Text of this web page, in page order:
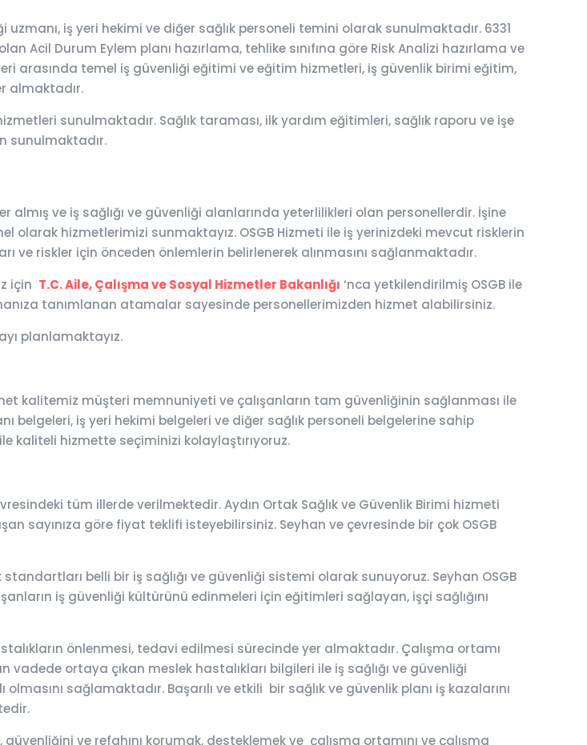
iş yeri hekimi ve diğer sağlık personeli temini olarak sunulmaktadır. 6331
Acil Durum Eylem planı hazırlama, tehlike sınıfına göre Risk Analizi hazırlama ve
arasında temel iş güvenliği eğitimi ve eğitim hizmetleri, iş güvenlik birimi eğitim,
almaktadır.
sunulmaktadır. Sağlık taraması, ilk yardım eğitimleri, sağlık raporu ve işe
sunulmaktadır.
ve iş sağlığı ve güvenliği alanlarında yeterlilikleri olan personellerdir. İşine
olarak hizmetlerimizi sunmaktayız. OSGB Hizmeti ile iş yerinizdeki mevcut risklerin
ve riskler için önceden önlemlerin belirlenerek alınmasını sağlanmaktadır.
için T.C. Aile, Çalışma ve Sosyal Hizmetler Bakanlığı ‘nca yetkilendirilmiş OSGB ile
tanımlanan atamalar sayesinde personellerimizden hizmet alabilirsiniz.
planlamaktayız.
kalitemiz müşteri memnuniyeti ve çalışanların tam güvenliğinin sağlanması ile
belgeleri, iş yeri hekimi belgeleri ve diğer sağlık personeli belgelerine sahip
kaliteli hizmette seçiminizi kolaylaştırıyoruz.
tüm illerde verilmektedir. Aydın Ortak Sağlık ve Güvenlik Birimi hizmeti
sayınıza göre fiyat teklifi isteyebilirsiniz. Seyhan ve çevresinde bir çok OSGB
belli bir iş sağlığı ve güvenliği sistemi olarak sunuyoruz. Seyhan OSGB
iş güvenliği kültürünü edinmeleri için eğitimleri sağlayan, işçi sağlığını
önlenmesi, tedavi edilmesi sürecinde yer almaktadır. Çalışma ortamı
ortaya çıkan meslek hastalıkları bilgileri ile iş sağlığı ve güvenliği
sağlamaktadır. Başarılı ve etkili bir sağlık ve güvenlik planı iş kazalarını
güvenliğini ve refahını korumak, desteklemek ve çalışma ortamını ve çalışma